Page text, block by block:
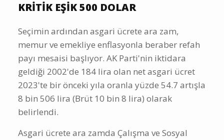
KRİTİK EŞİK 500 DOLAR
Seçimin ardından asgari ücrete ara zam,
memur ve emekliye enflasyonla beraber refah
payı mesaisi başlıyor. AK Parti'nin iktidara
geldiği 2002'de 184 lira olan net asgari ücret
2023'te bir önceki yıla oranla yüzde 54.7 artışla
8 bin 506 lira (Brüt 10 bin 8 lira) olarak
belirlendi.
Asgari ücrete ara zamda Çalışma ve Sosyal